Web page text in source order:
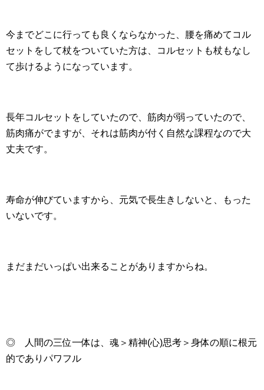
今までどこに行っても良くならなかった、腰を痛めてコル
セットをして杖をついていた方は、コルセットも杖もなし
て歩けるようになっています。
長年コルセットをしていたので、筋肉が弱っていたので、
筋肉痛がでますが、それは筋肉が付く自然な課程なので大
丈夫です。
寿命が伸びていますから、元気で長生きしないと、もった
いないです。
まだまだいっぱい出来ることがありますからね。
◎ 人間の三位一体は、魂＞精神(心)思考＞身体の順に根元
的でありパワフル